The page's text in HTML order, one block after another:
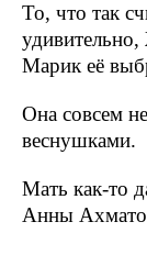
То, что так
Марик её
Она совсем
веснушками.
Мать как-то
Анны